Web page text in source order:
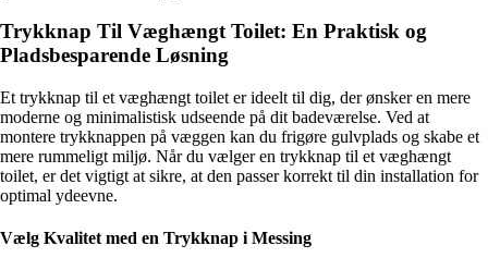
Trykknap Til Væghængt Toilet: En Praktisk og
Pladsbesparende Løsning
Et trykknap til et væghængt toilet er ideelt til dig, der ønsker en mere
moderne og minimalistisk udseende på dit badeværelse. Ved at
montere trykknappen på væggen kan du frigøre gulvplads og skabe et
mere rummeligt miljø. Når du vælger en trykknap til et væghængt
toilet, er det vigtigt at sikre, at den passer korrekt til din installation for
optimal ydeevne.
Vælg Kvalitet med en Trykknap i Messing